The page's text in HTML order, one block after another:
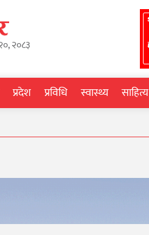
२०८३
प्रदेश प्रविधि स्वास्थ्य साहित्य